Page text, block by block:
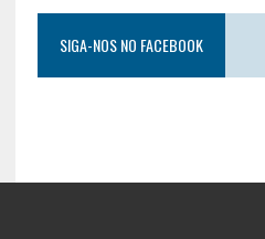
SIGA-NOS NO FACEBOOK